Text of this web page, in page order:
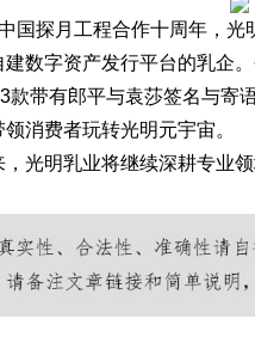
国探月工程合作十周年，
数字资产发行平台的乳企
带有郎平与袁莎签名与寄
消费者玩转光明元宇宙。
光明乳业将继续深耕专业